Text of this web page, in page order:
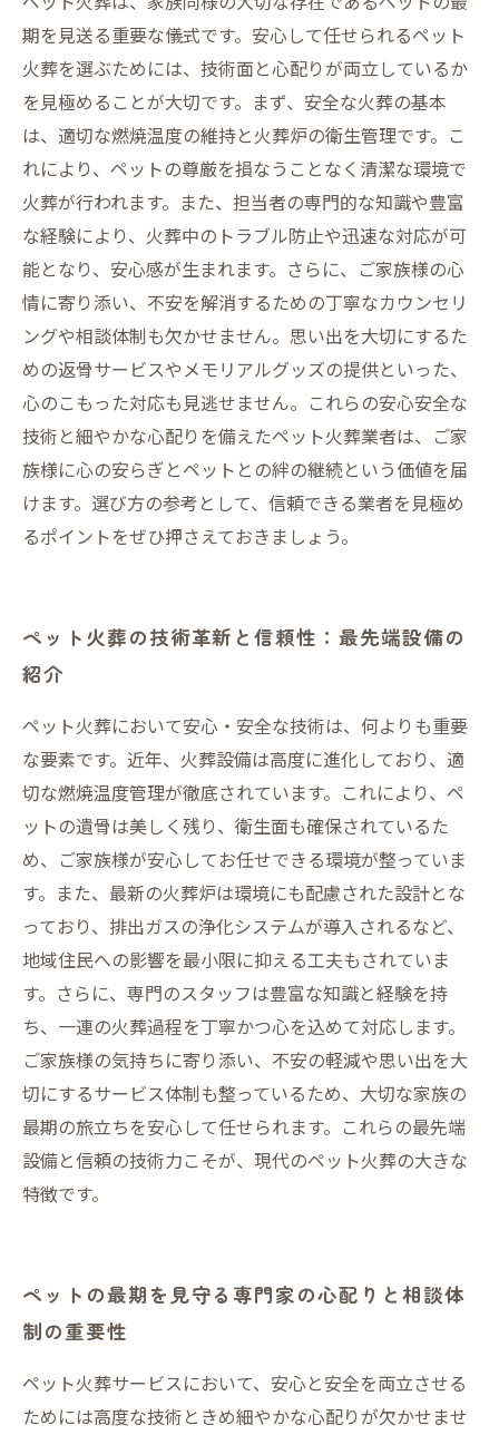
期を見送る重要な儀式です。安心して任せられるペット
火葬を選ぶためには、技術面と心配りが両立しているか
を見極めることが大切です。まず、安全な火葬の基本
は、適切な燃焼温度の維持と火葬炉の衛生管理です。こ
れにより、ペットの尊厳を損なうことなく清潔な環境で
火葬が行われます。また、担当者の専門的な知識や豊富
な経験により、火葬中のトラブル防止や迅速な対応が可
能となり、安心感が生まれます。さらに、ご家族様の心
情に寄り添い、不安を解消するための丁寧なカウンセリ
ングや相談体制も欠かせません。思い出を大切にするた
めの返骨サービスやメモリアルグッズの提供といった、
心のこもった対応も見逃せません。これらの安心安全な
技術と細やかな心配りを備えたペット火葬業者は、ご家
族様に心の安らぎとペットとの絆の継続という価値を届
けます。選び方の参考として、信頼できる業者を見極め
るポイントをぜひ押さえておきましょう。
ペット火葬の技術革新と信頼性：最先端設備の
紹介
ペット火葬において安心・安全な技術は、何よりも重要
な要素です。近年、火葬設備は高度に進化しており、適
切な燃焼温度管理が徹底されています。これにより、ペ
ットの遺骨は美しく残り、衛生面も確保されているた
め、ご家族様が安心してお任せできる環境が整っていま
す。また、最新の火葬炉は環境にも配慮された設計とな
っており、排出ガスの浄化システムが導入されるなど、
地域住民への影響を最小限に抑える工夫もされていま
す。さらに、専門のスタッフは豊富な知識と経験を持
ち、一連の火葬過程を丁寧かつ心を込めて対応します。
ご家族様の気持ちに寄り添い、不安の軽減や思い出を大
切にするサービス体制も整っているため、大切な家族の
最期の旅立ちを安心して任せられます。これらの最先端
設備と信頼の技術力こそが、現代のペット火葬の大きな
特徴です。
ペットの最期を見守る専門家の心配りと相談体
制の重要性
ペット火葬サービスにおいて、安心と安全を両立させる
ためには高度な技術ときめ細やかな心配りが欠かせませ